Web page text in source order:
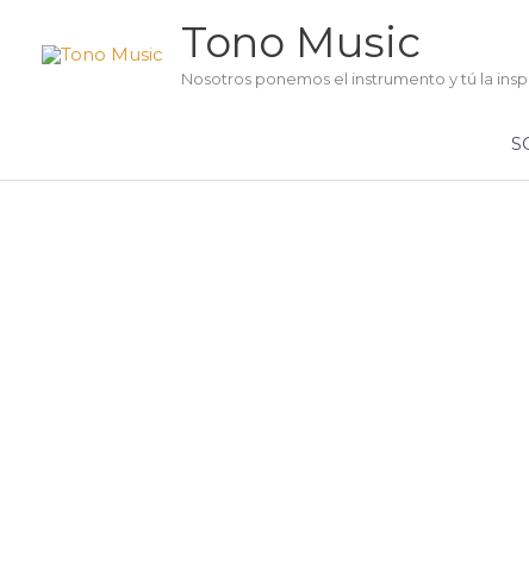
contenido
Tono Music
Nosotros ponemos el instrumento y tú la